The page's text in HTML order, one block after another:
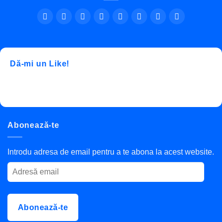
Dă-mi un Like!
Abonează-te
Introdu adresa de email pentru a te abona la acest website.
Adresă
email
Abonează-te